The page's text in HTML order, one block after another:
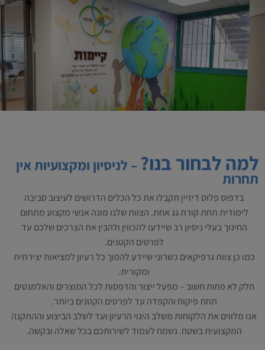
למה לבחור בנו? – לניסיון ומקצועיות אין
תחרות
בדפוס פלוס דיזיין תקבלו את כל הכלים הדרושים לעיצוב סביבה
לימודית תחת קורת גג אחת. הצוות שלנו מונה אנשי מקצוע מתחום
החינוך בעלי ניסיון רב שיידעו להכווין ולהבין את הצרכים שלכם עד
לפרטים הקטנים.
כמו כן צוות גרפיקאים כשרוני שיידע להפוך כל רעיון למציאות יצירתית
ומקורית.
חלק לא פחות חשוב – מפעל ייצור והדפסות לכל המוצרים והאלמנטים
תחת פיקוח והקפדה עד לפרטים הקטנים ביותר.
אנו מלווים את הלקוחות משלב היגוי הרעיון ועד לשלב הביצוע וההתקנה
המקצועית בשטח. נשמח לעמוד לשירותכם בכל שאלה ובקשה.